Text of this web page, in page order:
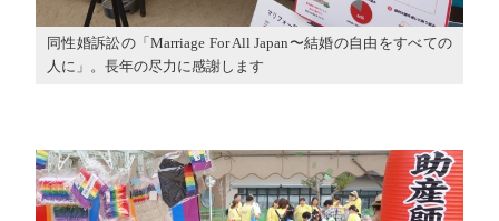
同性婚訴訟の「Marriage For All Japan〜結婚の自由をすべての
人に」。長年の尽力に感謝します